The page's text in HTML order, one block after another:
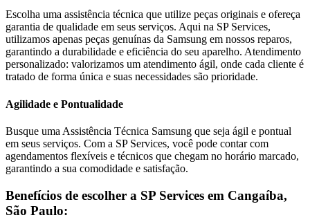
Escolha uma assistência técnica que utilize peças originais e ofereça
garantia de qualidade em seus serviços. Aqui na SP Services,
utilizamos apenas peças genuínas da Samsung em nossos reparos,
garantindo a durabilidade e eficiência do seu aparelho. Atendimento
personalizado: valorizamos um atendimento ágil, onde cada cliente é
tratado de forma única e suas necessidades são prioridade.
Agilidade e Pontualidade
Busque uma Assistência Técnica Samsung que seja ágil e pontual
em seus serviços. Com a SP Services, você pode contar com
agendamentos flexíveis e técnicos que chegam no horário marcado,
garantindo a sua comodidade e satisfação.
Benefícios de escolher a SP Services em Cangaíba,
São Paulo: